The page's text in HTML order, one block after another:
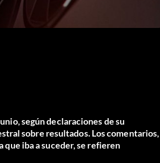
según declaraciones de su
sobre resultados. Los comentarios,
que iba a suceder, se refieren